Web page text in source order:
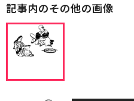
記事内のその他の画像